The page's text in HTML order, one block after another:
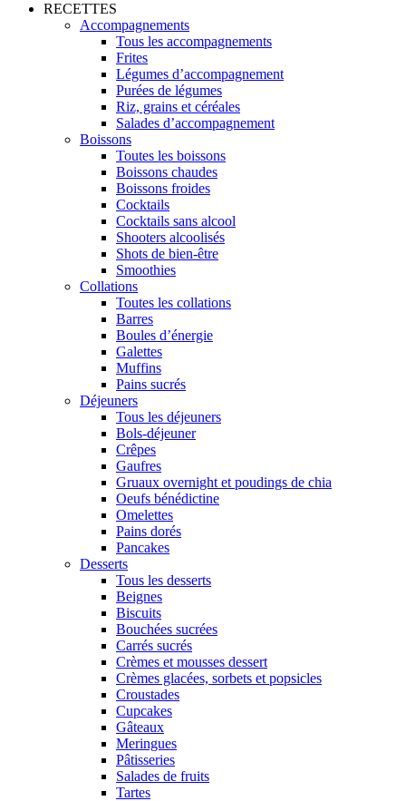
RECETTES
Accompagnements
Tous les accompagnements
Frites
Légumes d’accompagnement
Purées de légumes
Riz, grains et céréales
Salades d’accompagnement
Boissons
Toutes les boissons
Boissons chaudes
Boissons froides
Cocktails
Cocktails sans alcool
Shooters alcoolisés
Shots de bien-être
Smoothies
Collations
Toutes les collations
Barres
Boules d’énergie
Galettes
Muffins
Pains sucrés
Déjeuners
Tous les déjeuners
Bols-déjeuner
Crêpes
Gaufres
Gruaux overnight et poudings de chia
Oeufs bénédictine
Omelettes
Pains dorés
Pancakes
Desserts
Tous les desserts
Beignes
Biscuits
Bouchées sucrées
Carrés sucrés
Crèmes et mousses dessert
Crèmes glacées, sorbets et popsicles
Croustades
Cupcakes
Gâteaux
Meringues
Pâtisseries
Salades de fruits
Tartes